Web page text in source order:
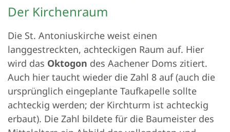
Der Kirchenraum
Die St. Antoniuskirche weist einen
langgestreckten, achteckigen Raum auf. Hier
wird das Oktogon des Aachener Doms zitiert.
Auch hier taucht wieder die Zahl 8 auf (auch die
ursprünglich eingeplante Taufkapelle sollte
achteckig werden; der Kirchturm ist achteckig
erbaut). Die Zahl bildete für die Baumeister des